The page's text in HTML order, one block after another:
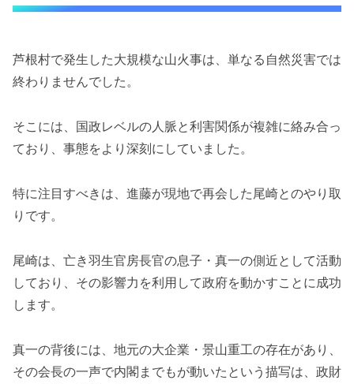
芦根村で発生した大規模な山火事は、単なる自然災害では
終わりませんでした。
そこには、国政レベルの人脈と利害関係が複雑に絡み合っ
ており、事態をより深刻にしていました。
特に注目すべきは、進藤が現地で再会した尾崎とのやり取
りです。
尾崎は、亡き羽生官房長官の息子・真一の側近として活動
しており、その影響力を利用して政府を動かすことに成功
します。
真一の背後には、地元の大企業・景山重工の存在があり、
その会長の一声で内閣までもが動いたという描写は、政財